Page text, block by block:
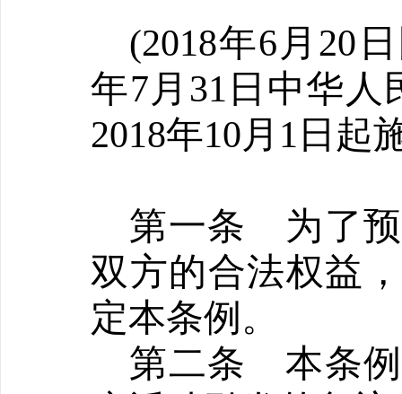
(2018年6月20
年7月31日中华
2018年10月1日起
第一条 为了
双方的合法权益
定本条例。
第二条本条